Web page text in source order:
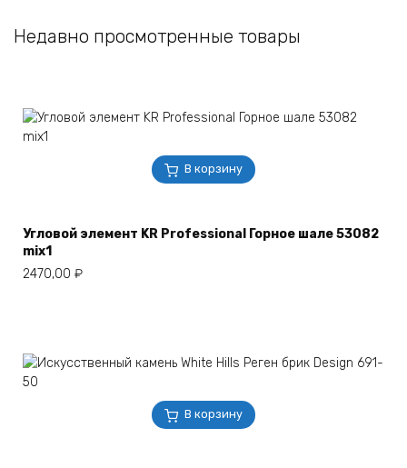
Недавно просмотренные товары
В корзину
Угловой элемент KR Professional Горное шале 53082
mix1
2470,00 ₽
В корзину